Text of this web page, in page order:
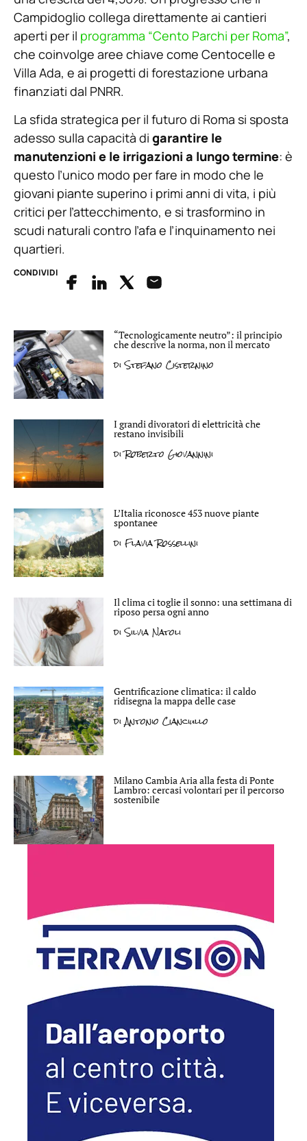
Campidoglio collega direttamente ai cantieri
aperti per il programma “Cento Parchi per Roma”,
che coinvolge aree chiave come Centocelle e
Villa Ada, e ai progetti di forestazione urbana
finanziati dal PNRR.
La sfida strategica per il futuro di Roma si sposta
adesso sulla capacità di garantire le
manutenzioni e le irrigazioni a lungo termine: è
questo l’unico modo per fare in modo che le
giovani piante superino i primi anni di vita, i più
critici per l’attecchimento, e si trasformino in
scudi naturali contro l’afa e l’inquinamento nei
quartieri.
CONDIVIDI
“Tecnologicamente neutro”: il principio
che descrive la norma, non il mercato
diStefano Cisternino
I grandi divoratori di elettricità che
restano invisibili
diRoberto Giovannini
L’Italia riconosce 453 nuove piante
spontanee
di Flavia Rossellini
Il clima ci toglie il sonno: una settimana di
riposo persa ogni anno
diSilvia Natoli
Gentrificazione climatica: il caldo
ridisegna la mappa delle case
diAntonio Cianciullo
Milano Cambia Aria alla festa di Ponte
Lambro: cercasi volontari per il percorso
sostenibile